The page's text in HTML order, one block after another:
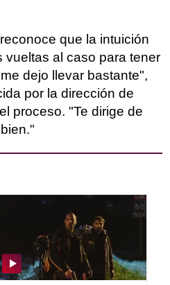
que la intuición
vueltas al caso para tener
dejo llevar bastante",
por la dirección de
proceso. "Te dirige de